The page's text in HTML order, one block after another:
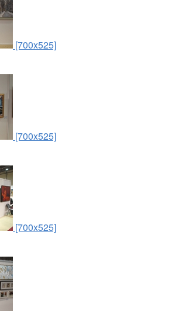
[700x525]
[700x525]
[700x525]